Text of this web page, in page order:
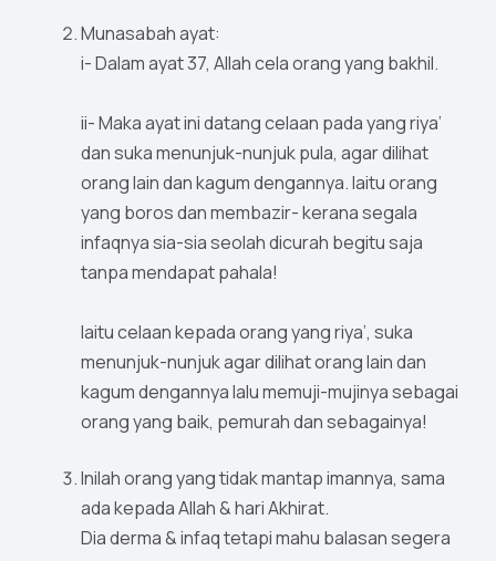
Munasabah ayat:
i- Dalam ayat 37, Allah cela orang yang bakhil.
ii- Maka ayat ini datang celaan pada yang riya’
dan suka menunjuk-nunjuk pula, agar dilihat
orang lain dan kagum dengannya. Iaitu orang
yang boros dan membazir- kerana segala
infaqnya sia-sia seolah dicurah begitu saja
tanpa mendapat pahala!
Iaitu celaan kepada orang yang riya’, suka
menunjuk-nunjuk agar dilihat orang lain dan
kagum dengannya lalu memuji-mujinya sebagai
orang yang baik, pemurah dan sebagainya!
Inilah orang yang tidak mantap imannya, sama
ada kepada Allah & hari Akhirat.
Dia derma & infaq tetapi mahu balasan segera